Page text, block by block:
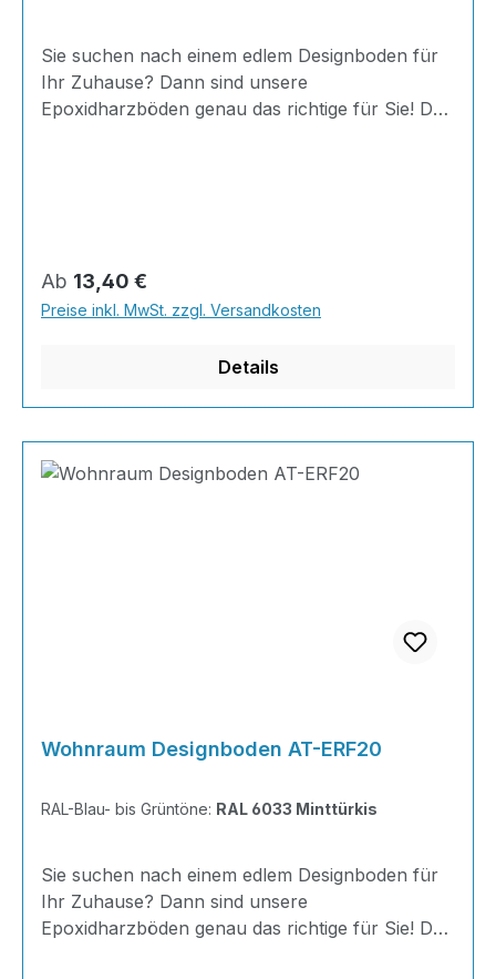
Sie suchen nach einem edlem Designboden für
Ihr Zuhause? Dann sind unsere
Epoxidharzböden genau das richtige für Sie! Der
Beschichtung geeignet.Dank unserer großen
Farbauswahl ist für jeden was dabei - auch
Farbkombinationen sind möglich.Von edlen
Regulärer Preis:
Ab 13,40 €
Preise inkl. MwSt. zzgl. Versandkosten
Details
Wohnraum Designboden AT-ERF20
RAL-Blau- bis Grüntöne: RAL 6033 Minttürkis
Sie suchen nach einem edlem Designboden für
Ihr Zuhause? Dann sind unsere
Epoxidharzböden genau das richtige für Sie! Der